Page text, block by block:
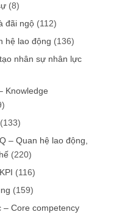
(8)
đãi ngộ (112)
hệ lao động (136)
nhân sự nhân lực
Knowledge
(133)
– Quan hệ lao động,
(220)
(116)
(159)
Core competency